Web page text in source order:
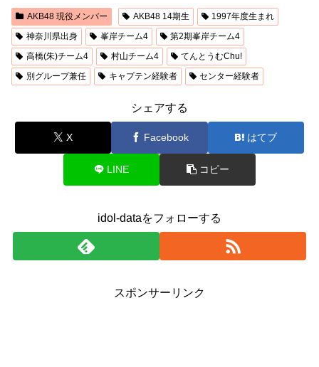
AKB48 現役メンバー AKB48 14期生
1997年度生まれ
神奈川県出身
峯岸チーム4
第2期峯岸チーム4
高橋(朱)チーム4
村山チーム4
てんとうむChu!
別グループ兼任
キャプテン経験者 センター経験者
シェアする
X Facebook はてブ
LINE コピー
idol-dataをフォローする
スポンサーリンク